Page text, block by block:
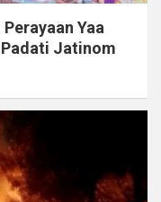
Yaa
Padati Jatinom